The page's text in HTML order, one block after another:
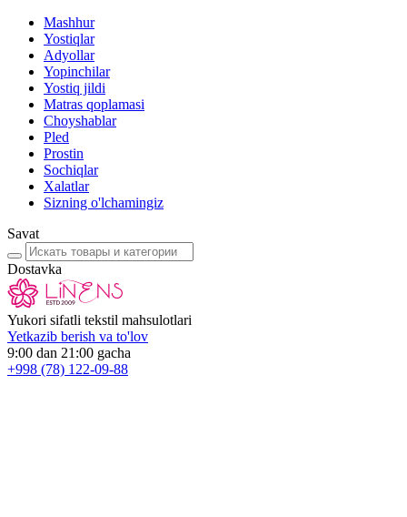
Mashhur
Yostiqlar
Adyollar
Yopinchilar
Yostiq jildi
Matras qoplamasi
Choyshablar
Pled
Prostin
Sochiqlar
Xalatlar
Sizning o'lchamingiz
Savat
Dostavka
Yukori sifatli tekstil mahsulotlari
Yetkazib berish va to'lov
9:00 dan 21:00 gacha
+998 (78) 122-09-88